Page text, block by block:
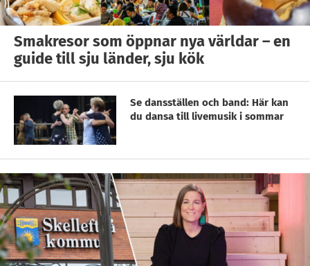
Smakresor som öppnar nya världar – en
guide till sju länder, sju kök
Se dansställen och band: Här kan
du dansa till livemusik i sommar